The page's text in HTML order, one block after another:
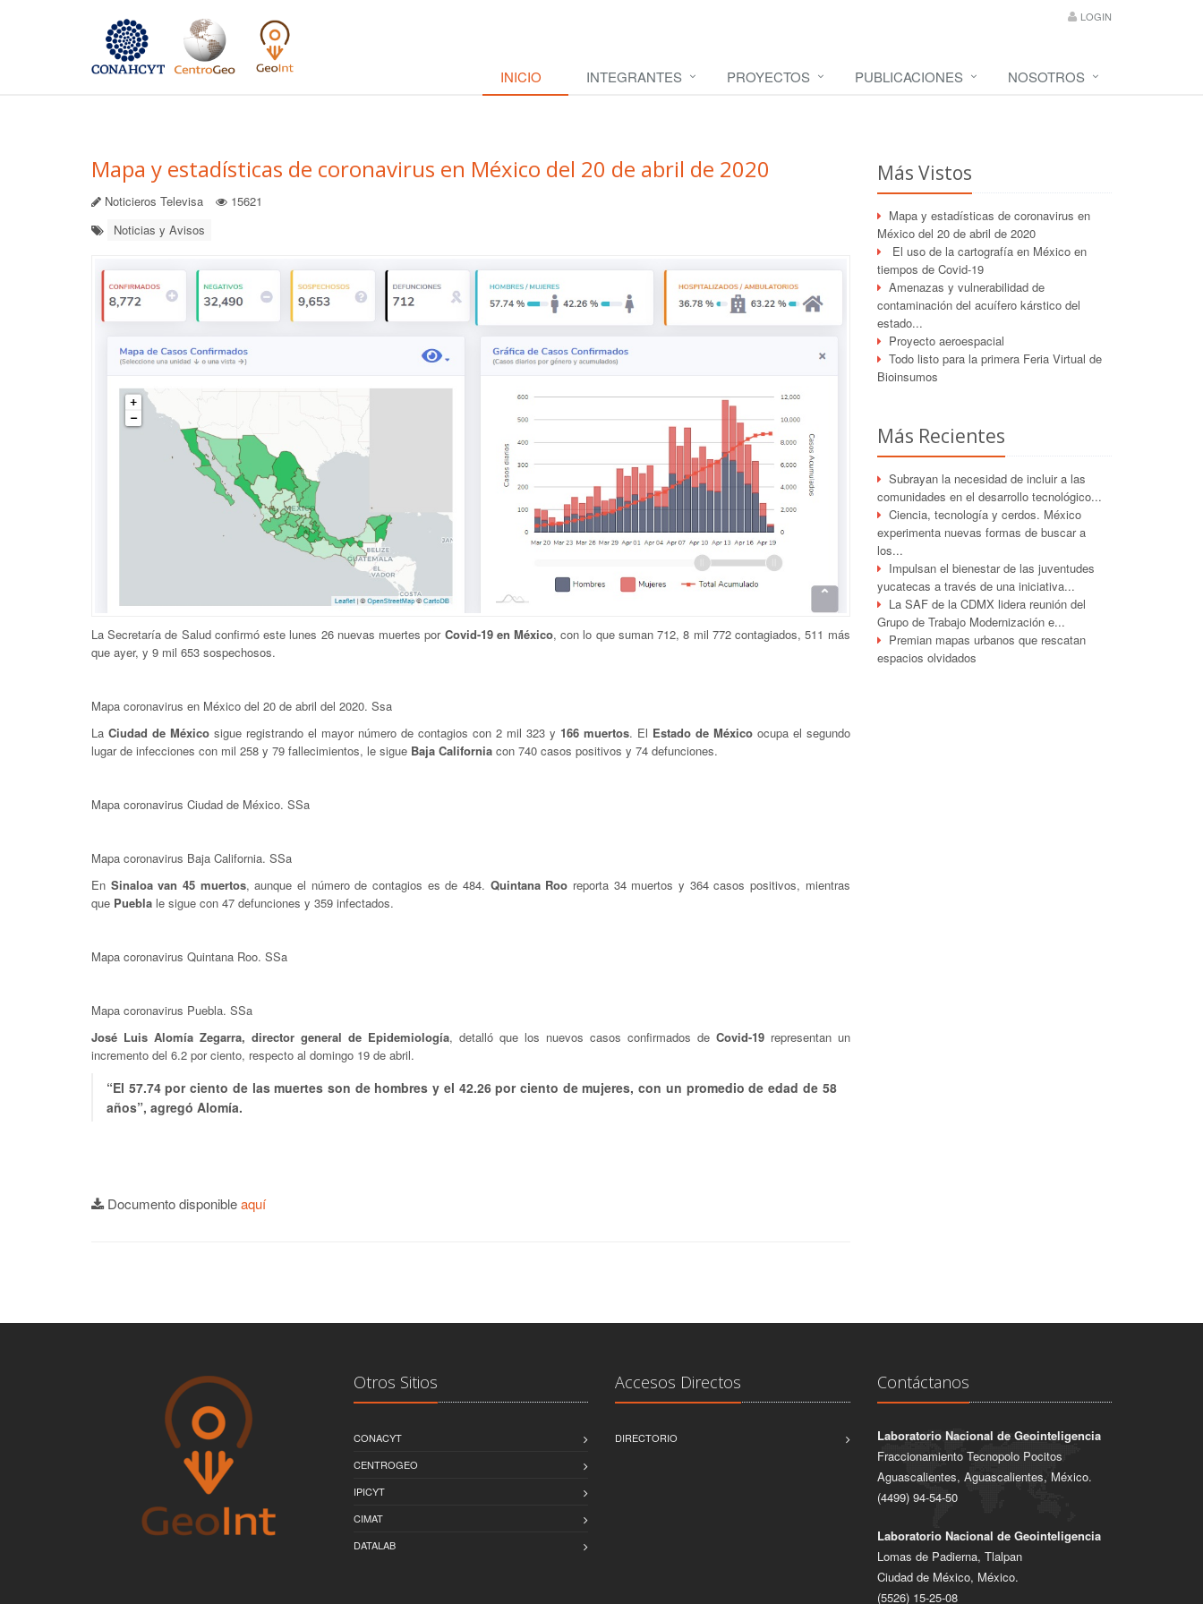
LOGIN
INICIO INTEGRANTES PROYECTOS PUBLICACIONES NOSOTROS
Mapa y estadísticas de coronavirus en México del 20 de abril de 2020
Noticieros Televisa
15621
Noticias y Avisos
La Secretaría de Salud confirmó este lunes 26 nuevas muertes por Covid-19 en México, con lo que suman 712, 8 mil 772 contagiados, 511 más
que ayer, y 9 mil 653 sospechosos.
Mapa coronavirus en México del 20 de abril del 2020. Ssa
La Ciudad de Méxicosigue registrando el mayor número de contagios con 2 mil 323 y 166 muertos. El Estado de Méxicoocupa el segundo
lugar de infecciones con mil 258 y 79 fallecimientos, le sigue Baja California con 740 casos positivos y 74 defunciones.
Mapa coronavirus Ciudad de México. SSa
Mapa coronavirus Baja California. SSa
En Sinaloa van 45 muertos, aunque el número de contagios es de 484. Quintana Roo reporta 34 muertos y 364 casos positivos, mientras
que Puebla le sigue con 47 defunciones y 359 infectados.
Mapa coronavirus Quintana Roo. SSa
Mapa coronavirus Puebla. SSa
José Luis Alomía Zegarra, director general de Epidemiología, detalló que los nuevos casos confirmados de Covid-19representan un
incremento del 6.2 por ciento, respecto al domingo 19 de abril.
“El 57.74 por ciento de las muertes son de hombres y el 42.26 por ciento de mujeres, con un promedio de edad de 58
años”, agregó Alomía.
Documento disponibleaquí
Más Vistos
Mapa y estadísticas de coronavirus en
México del 20 de abril de 2020
El uso de la cartografía en México en
tiempos de Covid-19
Amenazas y vulnerabilidad de
contaminación del acuífero kárstico del
estado...
Proyecto aeroespacial
Todo listo para la primera Feria Virtual de
Bioinsumos
Más Recientes
Subrayan la necesidad de incluir a las
comunidades en el desarrollo tecnológico...
Ciencia, tecnología y cerdos. México
experimenta nuevas formas de buscar a
los...
Impulsan el bienestar de las juventudes
yucatecas a través de una iniciativa...
La SAF de la CDMX lidera reunión del
Grupo de Trabajo Modernización e...
Premian mapas urbanos que rescatan
espacios olvidados
Otros Sitios
CONACYT
CENTROGEO
IPICYT
CIMAT
DATALAB
Accesos Directos
DIRECTORIO
Contáctanos
Laboratorio Nacional de Geointeligencia
Fraccionamiento Tecnopolo Pocitos
Aguascalientes, Aguascalientes, México.
(4499) 94-54-50
Laboratorio Nacional de Geointeligencia
Lomas de Padierna, Tlalpan
Ciudad de México, México.
(5526) 15-25-08